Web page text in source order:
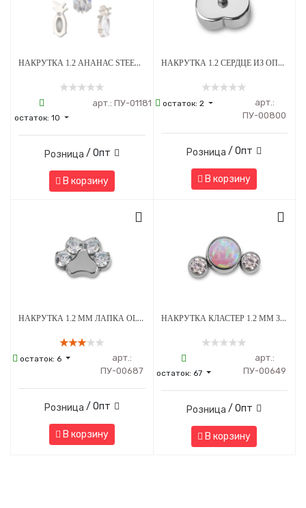
НАКРУТКА 1.2 АНАНАС STEEL CRYSTAL ТИТАН
остаток: 10
арт.: ПУ-01181
Розница / Опт
В корзину
НАКРУТКА 1.2 СЕРДЦЕ ИЗ ОПАЛА OP-08 ТИТАН
остаток: 2
арт.:
ПУ-00800
Розница / Опт
В корзину
НАКРУТКА 1.2 ММ ЛАПКА OLIVE CRYSTAL ТИТАН
остаток:6
арт.:
ПУ-00687
Розница / Опт
В корзину
НАКРУТКА КЛАСТЕР 1.2 ММ 3К SWAROVSKI CLEAR ОПАЛ OP-08 ТИТАН
остаток:67
арт.:
ПУ-00649
Розница / Опт
В корзину